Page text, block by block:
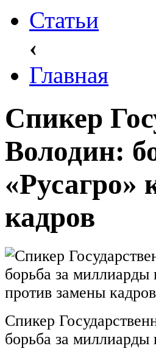
Статьи
‹
Главная
Спикер
Володин:
«Русагро»
кадров
Спикер
борьба за миллиарды